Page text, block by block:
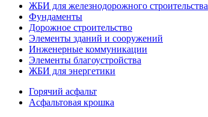
ЖБИ для железнодорожного строительства
Фундаменты
Дорожное строительство
Элементы зданий и сооружений
Инженерные коммуникации
Элементы благоустройства
ЖБИ для энергетики
Горячий асфальт
Асфальтовая крошка